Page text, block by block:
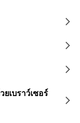
เบราว์เซอร์